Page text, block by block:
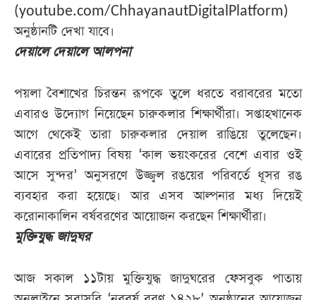
(youtube.com/ChhayanautDigitalPlatform)
অনুষ্ঠানটি দেখা যাবে।
দেয়ালে দেয়ালে আলপনা
পয়লা বৈশাখের চিরন্তন রূপকে তুলে ধরতে বরাবরের মতো
এবারও উদ্যোগ নিয়েছেন চারুকলার শিক্ষার্থীরা। সপ্তাহখানেক
আগে থেকেই তারা চারুকলার দেয়াল রাঙিয়ে তুলেছেন।
এবারের প্রতিপাদ্য বিষয় ‘কাল ভয়ংকরের বেশে এবার ওই
আসে সুন্দর’ অনুসরণে উজ্জ্বল রঙয়ের পরিবর্তে ধূসর রঙ
ব্যবহার করা হয়েছে। আর এসব আল্পনার মধ্য দিয়েই
করোনাকালিন বর্ষবরণের আয়োজন করছেন শিক্ষার্থীরা।
মুক্তিযুদ্ধ জাদুঘর
আজ সকাল ১১টায় মুক্তিযুদ্ধ জাদুঘরের ফেসবুক পাতায়